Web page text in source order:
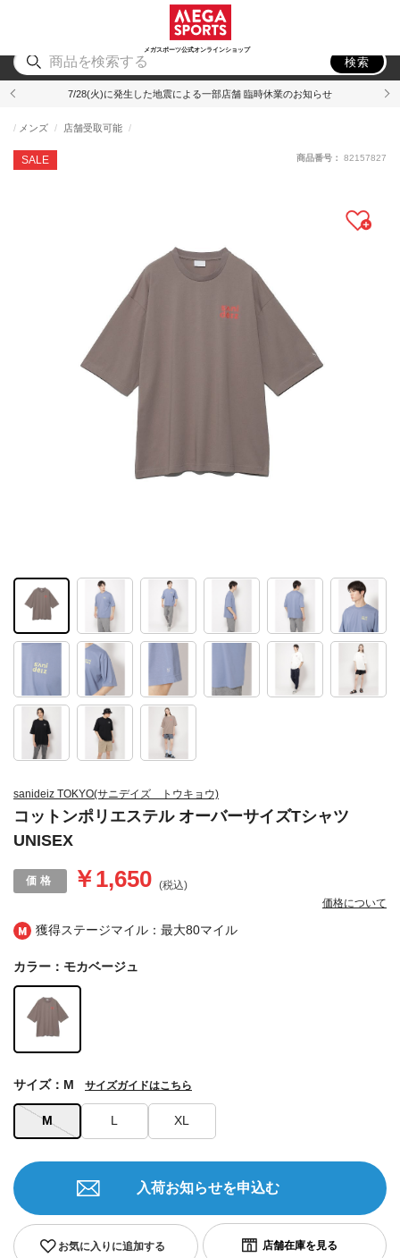
メガスポーツ公式オンラインショップ
アウトドア
検索
7/28(火)に発生した地震による一部店舗 臨時休業のお知らせ
獲得ステージマイル：最大80マイル
sanideiz TOKYO(サニデイズ トウキョウ)
コットンポリエステル オーバーサイズTシャツ
UNISEX
SALE
メンズ 店舗受取可能
￥1,650 (税込)
価格について
商品番号： 82157827
カラー：モカベージュ
M L XL
サイズ：M サイズガイドはこちら
お気に入りに追加する
入荷お知らせを申込む